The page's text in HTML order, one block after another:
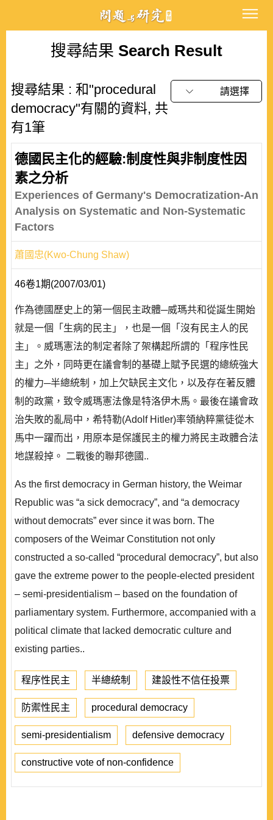
搜尋結果 Search Result
搜尋結果 : 和"procedural
democracy"有關的資料, 共
有1筆
請選擇
德國民主化的經驗:制度性與非制度性因
素之分析
Experiences of Germany's Democratization-An
Analysis on Systematic and Non-Systematic
Factors
蕭國忠(Kwo-Chung Shaw)
46卷1期(2007/03/01)
作為德國歷史上的第一個民主政體─威瑪共和從誕生開始
就是一個「生病的民主」，也是一個「沒有民主人的民
主」。威瑪憲法的制定者除了架構起所謂的「程序性民
主」之外，同時更在議會制的基礎上賦予民選的總統強大
的權力─半總統制，加上欠缺民主文化，以及存在著反體
制的政黨，致令威瑪憲法像是特洛伊木馬。最後在議會政
治失敗的亂局中，希特勒(Adolf Hitler)率領納粹黨徒從木
馬中一躍而出，用原本是保護民主的權力將民主政體合法
地謀殺掉。 二戰後的聯邦德國..
As the first democracy in German history, the Weimar
Republic was “a sick democracy”, and “a democracy
without democrats” ever since it was born. The
composers of the Weimar Constitution not only
constructed a so-called “procedural democracy”, but also
gave the extreme power to the people-elected president
– semi-presidentialism – based on the foundation of
parliamentary system. Furthermore, accompanied with a
political climate that lacked democratic culture and
existing parties..
程序性民主 半總統制 建設性不信任投票
防禦性民主 procedural democracy
semi-presidentialism defensive democracy
constructive vote of non-confidence